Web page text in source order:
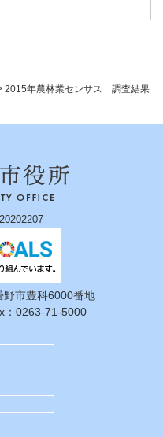
2015年農林業センサス 調査結果
市豊科6000番地
：0263-71-5000